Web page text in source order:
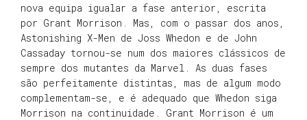
nova equipa igualar a fase anterior, escrita
por Grant Morrison. Mas, com o passar dos anos,
Astonishing X-Men de Joss Whedon e de John
Cassaday tornou-se num dos maiores clássicos de
sempre dos mutantes da Marvel. As duas fases
são perfeitamente distintas, mas de algum modo
complementam-se, e é adequado que Whedon siga
Morrison na continuidade. Grant Morrison é um